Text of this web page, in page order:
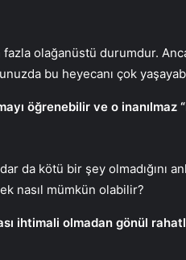
olağanüstü durumdur.
bu heyecanı çok
öğrenebilir ve o
da kötü bir şey olmadığını
nasıl mümkün olabilir?
ihtimali olmadan gönül